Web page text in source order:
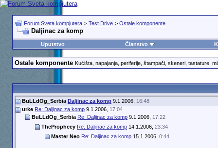
Forum Sveta kompjutera > Test Drive > Ostale komponente
Daljinac za komp
Uputstvo Članstvo
Ostale komponente Kućišta, napajanja, periferije, štampači, skeneri, tastature,
BuLLdOg_Serbia Daljinac za komp9.1.2006, 16:48
urke Re: Daljinac za komp9.1.2006, 17:04
BuLLdOg_Serbia Re: Daljinac za komp9.1.2006, 17:22
TheProphecy Re: Daljinac za komp14.1.2006, 23:34
Master Neo Re: Daljinac za komp15.1.2006, 0:44